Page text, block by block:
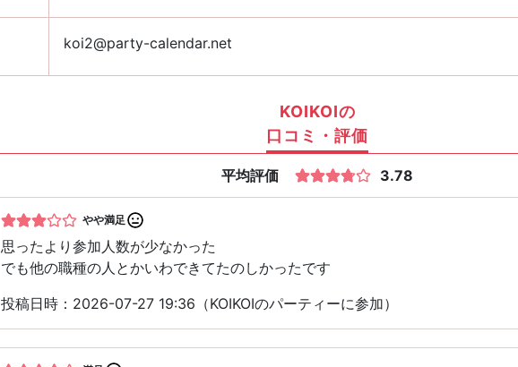
koi2@party-calendar.net
KOIKOIの
口コミ・評価
平均評価 3.78
やや満足
思ったより参加人数が少なかった
でも他の職種の人とかいわできてたのしかったです
投稿日時：2026-07-27 19:36（KOIKOIのパーティーに参加）